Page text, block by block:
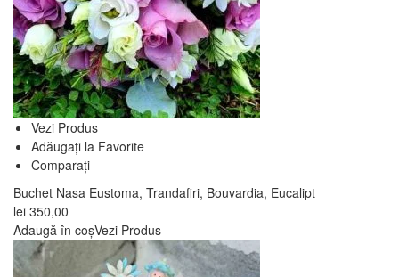
Vezi Produs
Adăugați la Favorite
Comparați
Buchet Nasa Eustoma, Trandafiri, Bouvardia, Eucalipt
lei 350,00
Adaugă în coșVezi Produs